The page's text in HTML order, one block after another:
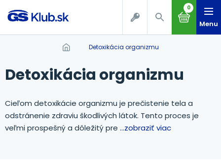
0
Menu
Detoxikácia organizmu
Detoxikácia organizmu
Cieľom detoxikácie organizmu je prečistenie tela a
odstránenie zdraviu škodlivých látok. Tento proces je
veľmi prospešný a dôležitý pre ...zobraziť viac